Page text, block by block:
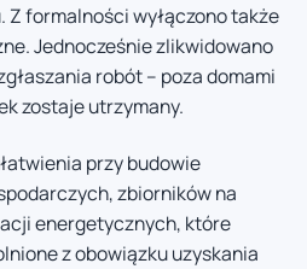
formalności wyłączono także
Jednocześnie zlikwidowano
robót – poza domami
zostaje utrzymany.
przy budowie
zbiorników na
energetycznych, które
z obowiązku uzyskania